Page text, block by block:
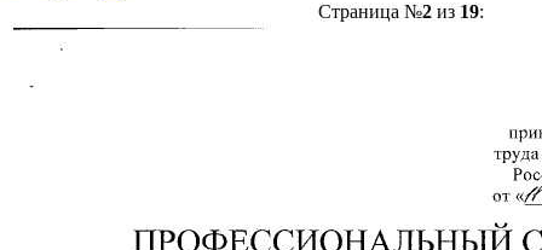
Страница №2из 19: